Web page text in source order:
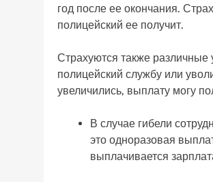
год после ее окончания.
полицейский ее получит.
Страхуются также различные
полицейский службу или
увеличились, выплату могу
В случае гибели
это одноразовая
выплачивается